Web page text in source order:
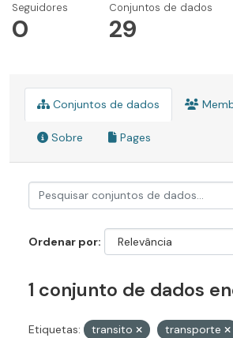
Seguidores
0
Conjuntos de dados
29
Conjuntos de dados
Sobre Pages
Ordenar por
1 conjunto de dados
Etiquetas: transito transporte